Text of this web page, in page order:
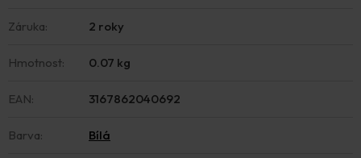
Záruka: 2 roky
Hmotnost: 0.07 kg
EAN: 3167862040692
Barva: Bílá